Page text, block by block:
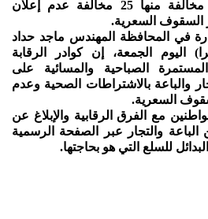
رمضان وحتى اليوم، 28 مخالفة منها 25 مخالفة عدم إعلان
في المحافظة المهندس ماجد حداد
اليوم الجمعة، إن كوادر الرقابة
المستمرة الصباحية والمسائية على
والباعة بالاشتراطات الصحية وعدم
السعرية.
مع الفرق الرقابية والإبلاغ عن
والتجار عبر الصفحة الرسمية
للسلع التي هو بحاجتها.